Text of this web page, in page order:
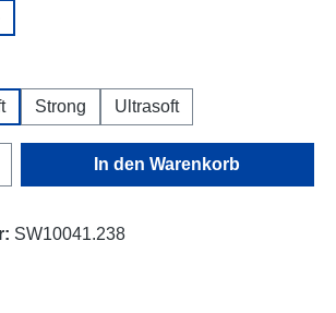
Strong Ultrasoft
Gib den gewünschten
In den Warenkorb
SW10041.238